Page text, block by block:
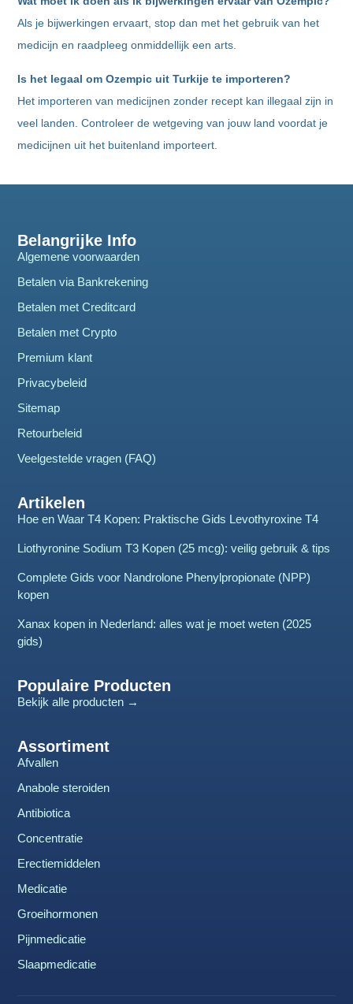
Als je bijwerkingen ervaart, stop dan met het gebruik van het
medicijn en raadpleeg onmiddellijk een arts.
Is het legaal om Ozempic uit Turkije te importeren?
Het importeren van medicijnen zonder recept kan illegaal zijn in
veel landen. Controleer de wetgeving van jouw land voordat je
medicijnen uit het buitenland importeert.
Belangrijke Info
Algemene voorwaarden
Betalen via Bankrekening
Betalen met Creditcard
Betalen met Crypto
Premium klant
Privacybeleid
Sitemap
Retourbeleid
Veelgestelde vragen (FAQ)
Artikelen
Hoe en Waar T4 Kopen: Praktische Gids Levothyroxine T4
Liothyronine Sodium T3 Kopen (25 mcg): veilig gebruik & tips
Complete Gids voor Nandrolone Phenylpropionate (NPP)
kopen
Xanax kopen in Nederland: alles wat je moet weten (2025
gids)
Populaire Producten
Bekijk alle producten →
Assortiment
Afvallen
Anabole steroiden
Antibiotica
Concentratie
Erectiemiddelen
Medicatie
Groeihormonen
Pijnmedicatie
Slaapmedicatie